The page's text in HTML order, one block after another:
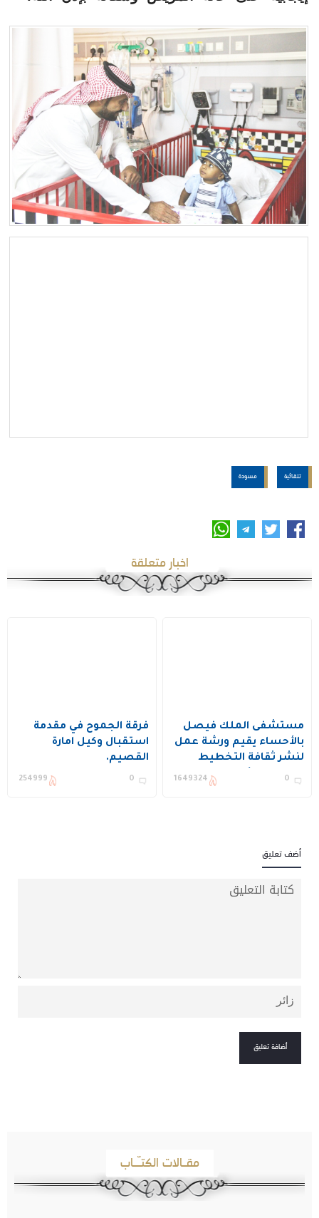
تلقائية مسودة
اخبار متعلقة
مستشفى الملك فيصل
بالأحساء يقيم ورشة عمل
لنشر ثقافة التخطيط
وتحسين الأداء ويكرم عدد
0
1649324
فرقة الجموح في مقدمة
استقبال وكيل امارة
القصيم.
0
254999
أضف تعليق
مقـالات الكتـّـاب